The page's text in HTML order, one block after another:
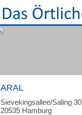
ARAL
Sievekingsallee/Saling 30
20535 Hamburg